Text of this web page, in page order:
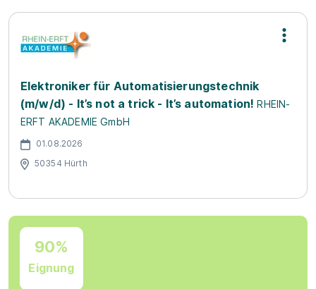
Elektroniker für Automatisierungstechnik
(m/w/d) - It’s not a trick - It’s automation! RHEIN-
ERFT AKADEMIE GmbH
01.08.2026
50354 Hürth
90%
Eignung